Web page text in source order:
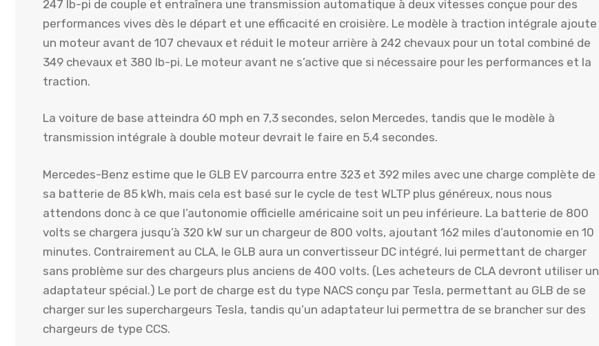
247 lb-pi de couple et entraînera une transmission automatique à deux vitesses conçue pour des
performances vives dès le départ et une efficacité en croisière. Le modèle à traction intégrale ajoute
un moteur avant de 107 chevaux et réduit le moteur arrière à 242 chevaux pour un total combiné de
349 chevaux et 380 lb-pi. Le moteur avant ne s’active que si nécessaire pour les performances et la
traction.
La voiture de base atteindra 60 mph en 7,3 secondes, selon Mercedes, tandis que le modèle à
transmission intégrale à double moteur devrait le faire en 5,4 secondes.
Mercedes-Benz estime que le GLB EV parcourra entre 323 et 392 miles avec une charge complète de
sa batterie de 85 kWh, mais cela est basé sur le cycle de test WLTP plus généreux, nous nous
attendons donc à ce que l’autonomie officielle américaine soit un peu inférieure. La batterie de 800
volts se chargera jusqu’à 320 kW sur un chargeur de 800 volts, ajoutant 162 miles d’autonomie en 10
minutes. Contrairement au CLA, le GLB aura un convertisseur DC intégré, lui permettant de charger
sans problème sur des chargeurs plus anciens de 400 volts. (Les acheteurs de CLA devront utiliser un
adaptateur spécial.) Le port de charge est du type NACS conçu par Tesla, permettant au GLB de se
charger sur les superchargeurs Tesla, tandis qu’un adaptateur lui permettra de se brancher sur des
chargeurs de type CCS.